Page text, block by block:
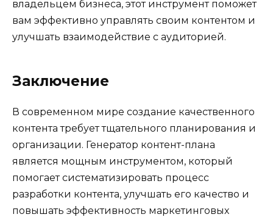
владельцем бизнеса, этот инструмент поможет
вам эффективно управлять своим контентом и
улучшать взаимодействие с аудиторией.
Заключение
В современном мире создание качественного
контента требует тщательного планирования и
организации. Генератор контент-плана
является мощным инструментом, который
помогает систематизировать процесс
разработки контента, улучшать его качество и
повышать эффективность маркетинговых